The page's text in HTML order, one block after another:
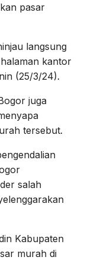
pasar
langsung
kantor
(25/3/24).
juga
tersebut.
salah
Kabupaten
murah di